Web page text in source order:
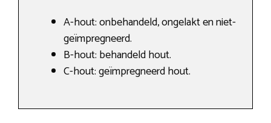
A-hout: onbehandeld, ongelakt en niet-
geïmpregneerd.
B-hout: behandeld hout.
C-hout: geïmpregneerd hout.